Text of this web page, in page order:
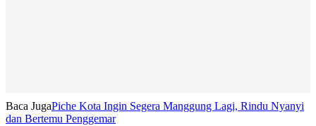
Baca JugaPiche Kota Ingin Segera Manggung Lagi, Rindu Nyanyi
dan Bertemu Penggemar